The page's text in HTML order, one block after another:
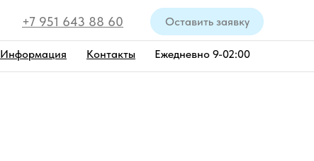
Контакты
Информация
+7 951 643 88 60
Ежедневно 9-02:00
Оставить заявку